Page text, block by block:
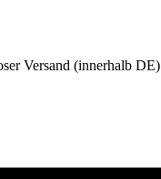
Versand (innerhalb DE)